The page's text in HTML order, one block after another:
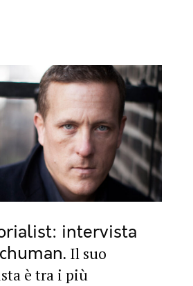
intervista
Il suo
è tra i più